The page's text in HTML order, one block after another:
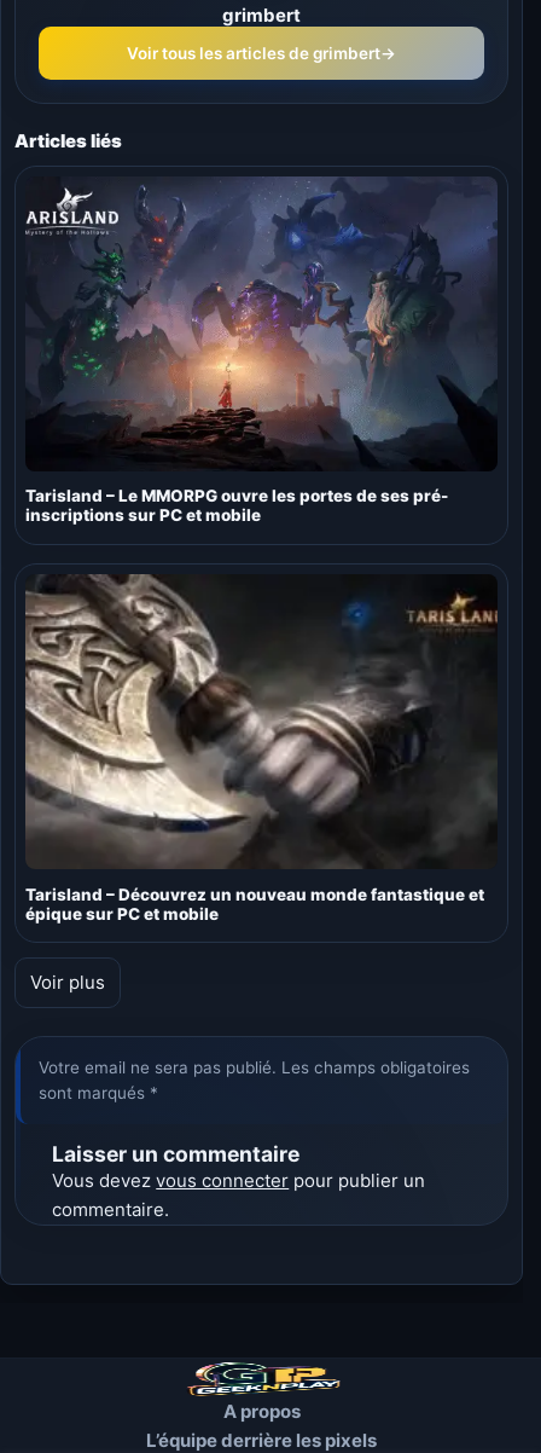
grimbert
Voir tous les articles de grimbert→
Articles liés
Tarisland – Le MMORPG ouvre les portes de ses pré-
inscriptions sur PC et mobile
Tarisland – Découvrez un nouveau monde fantastique et
épique sur PC et mobile
Voir plus
Votre email ne sera pas publié. Les champs obligatoires
sont marqués *
Laisser un commentaire
Vous devezvous connecter pour publier un
commentaire.
A propos
L’équipe derrière les pixels